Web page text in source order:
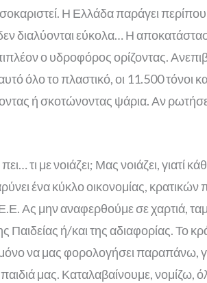
Η Ελλάδα παράγει περίπου
διαλύονται εύκολα… Η
ο υδροφόρος ορίζοντας.
όλο το πλαστικό, οι 11.500 τόνοι
ή σκοτώνοντας ψάρια. Αν
τι με νοιάζει; Μας νοιάζει,
ένα κύκλο οικονομίας,
Ας μην αναφερθούμε σε χαρτιά,
Παιδείας ή/και της αδιαφορίας.Το
να μας φορολογήσει παραπάνω,
μας. Καταλαβαίνουμε, νομίζω,